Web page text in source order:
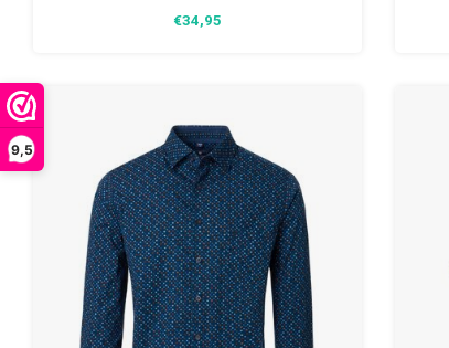
9,5
maten.
€34,95